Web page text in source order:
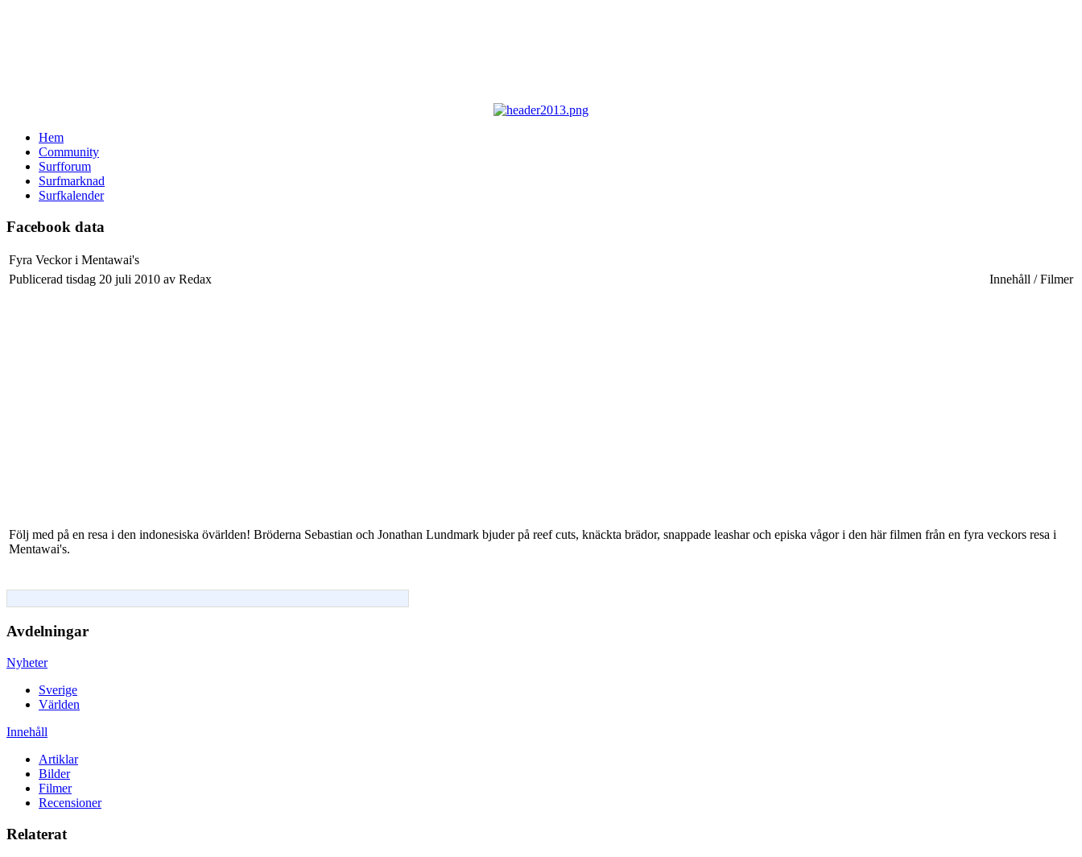
Hem
Community
Surfforum
Surfmarknad
Surfkalender
Facebook data
Fyra Veckor i Mentawai's
Publicerad tisdag 20 juli 2010 av Redax
Innehåll / Filmer
Följ med på en resa i den indonesiska övärlden! Bröderna Sebastian och Jonathan Lundmark bjuder på reef cuts, knäckta brädor, snappade leashar och episka vågor i den här filmen från en fyra veckors resa i
Mentawai's.
Avdelningar
Nyheter
Sverige
Världen
Innehåll
Artiklar
Bilder
Filmer
Recensioner
Relaterat